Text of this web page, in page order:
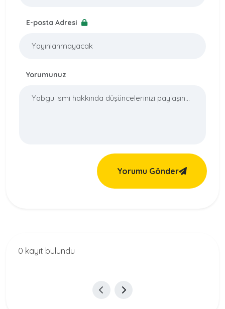
E-posta Adresi
Yorumunuz
Yorumu Gönder
0 kayıt bulundu